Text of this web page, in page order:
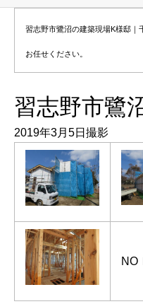
習志野市鷺沼の建築現場K様邸｜
お任せください。
習志野市鷺
2019年3月5日撮影
NO